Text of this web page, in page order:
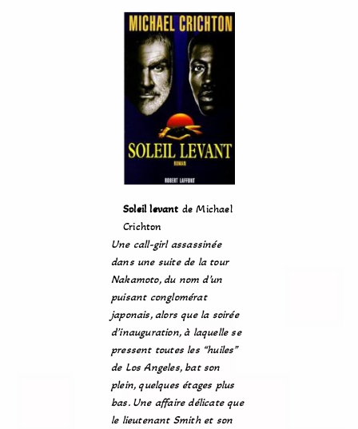
Soleil levant de Michael
Crichton
Une call-girl assassinée
dans une suite de la tour
Nakamoto, du nom d’un
puisant conglomérat
japonais, alors que la soirée
d’inauguration, à laquelle se
pressent toutes les “huiles”
de Los Angeles, bat son
plein, quelques étages plus
bas. Une affaire délicate que
le lieutenant Smith et son